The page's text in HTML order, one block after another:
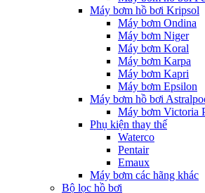
Máy bơm hồ bơi Kripsol
Máy bơm Ondina
Máy bơm Niger
Máy bơm Koral
Máy bơm Karpa
Máy bơm Kapri
Máy bơm Epsilon
Máy bơm hồ bơi
Máy bơm Victoria
Phụ kiện thay thế
Waterco
Pentair
Emaux
Máy bơm các hãng khác
Bộ lọc hồ bơi